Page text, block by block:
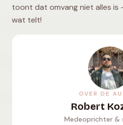
toont dat omvang niet alles is
wat telt!
OVER DE
Robert
Medeoprichter &